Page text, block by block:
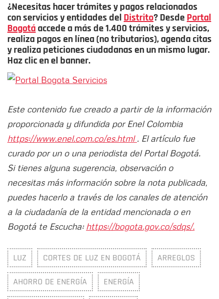
¿Necesitas hacer trámites y pagos relacionados
con servicios y entidades del Distrito? Desde Portal
Bogotáaccede a más de 1.400 trámites y servicios,
realiza pagos en línea (no tributarios), agenda citas
y realiza peticiones ciudadanas en un mismo lugar.
Haz clic en el banner.
Este contenido fue creado a partir de la información
proporcionada y difundida por Enel Colombia
https://www.enel.com.co/es.html. El artículo fue
curado por un o una periodista del Portal Bogotá.
Si tienes alguna sugerencia, observación o
necesitas más información sobre la nota publicada,
puedes hacerlo a través de los canales de atención
a la ciudadanía de la entidad mencionada o en
Bogotá te Escucha: https://bogota.gov.co/sdqs/.
LUZ CORTES DE LUZ EN BOGOTÁ ARREGLOS
AHORRO DE ENERGÍA ENERGÍA